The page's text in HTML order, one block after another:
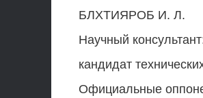
БЛХТИЯРОБ И. Л.
Научный
кандидат
Официальные